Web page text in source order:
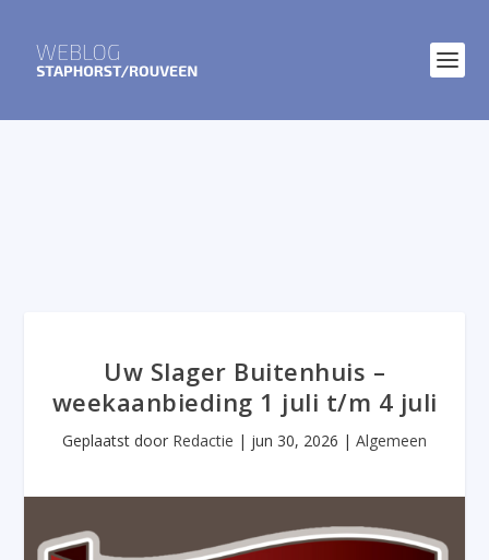
Uw Slager Buitenhuis –
weekaanbieding 1 juli t/m 4 juli
Geplaatst door Redactie | jun 30, 2026 | Algemeen